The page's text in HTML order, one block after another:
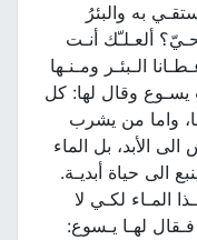
به والبئرُ
ألعـلـّك أنـت
الـبئـر ومـنـها
وقال لها: كل
من يشرب
الأبد، بل الماء
حياة أبديـة.
لكـي لا
لهـا يـسوع: